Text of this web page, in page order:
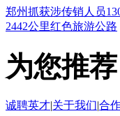
郑州抓获涉传销人员
2442公里红色旅游公路
为您推荐
诚聘英才|关于我们|合